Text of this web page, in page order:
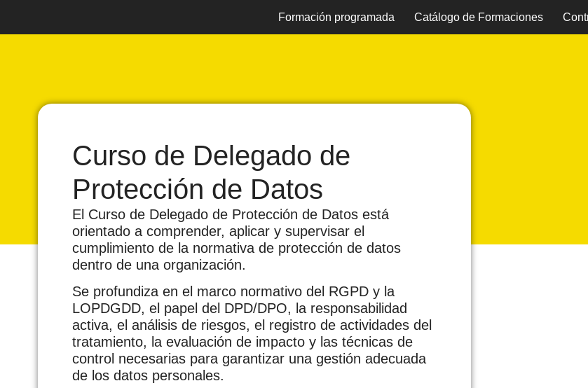
Formación programada Catálogo de Formaciones
Curso de Delegado de
Protección de Datos
El Curso de Delegado de Protección de Datos está
orientado a comprender, aplicar y supervisar el
cumplimiento de la normativa de protección de datos
dentro de una organización.
Se profundiza en el marco normativo del RGPD y la
LOPDGDD, el papel del DPD/DPO, la responsabilidad
activa, el análisis de riesgos, el registro de actividades del
tratamiento, la evaluación de impacto y las técnicas de
control necesarias para garantizar una gestión adecuada
de los datos personales.